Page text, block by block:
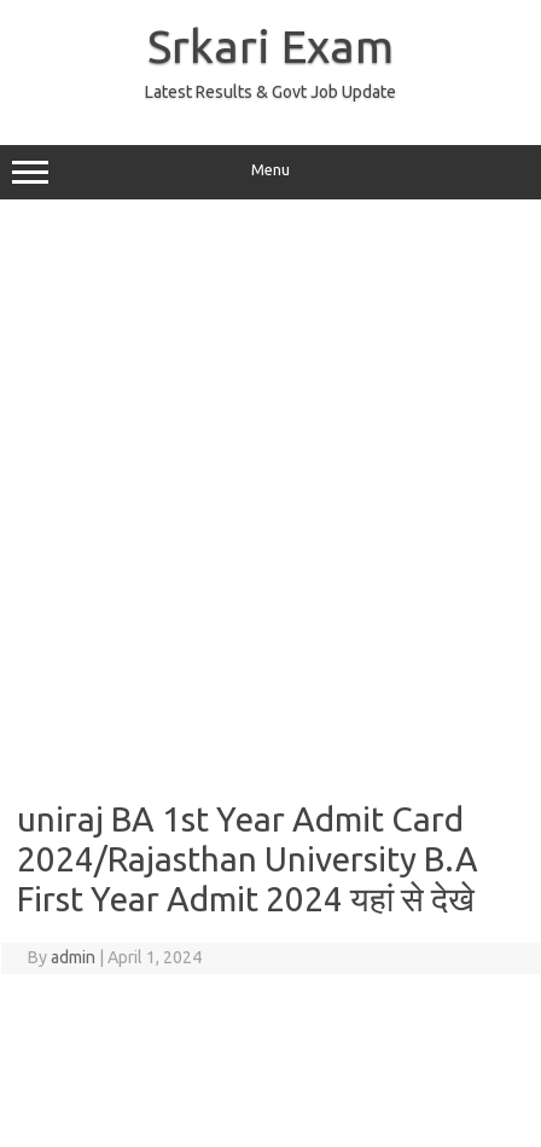
Srkari Exam
Latest Results & Govt Job Update
Menu
uniraj BA 1st Year Admit Card
2024/Rajasthan University B.A
First Year Admit 2024 यहां से देखे
Byadmin April 1, 2024